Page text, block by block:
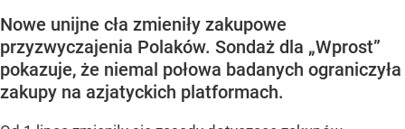
Nowe unijne cła zmieniły zakupowe
przyzwyczajenia Polaków. Sondaż dla „Wprost”
pokazuje, że niemal połowa badanych ograniczyła
zakupy na azjatyckich platformach.